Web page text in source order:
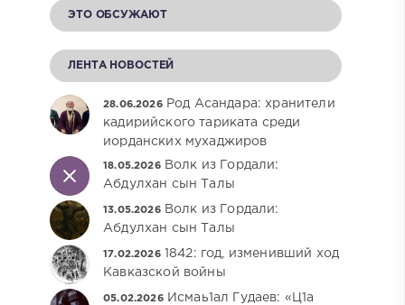
ЭТО ОБСУЖАЮТ
ЛЕНТА НОВОСТЕЙ
28.06.2026
Род Асандара: хранители
кадирийского тариката среди
иорданских мухаджиров
18.05.2026
Волк из Гордали:
Абдулхан сын Талы
13.05.2026
Волк из Гордали:
Абдулхан сын Талы
17.02.2026
1842: год, изменивший ход
Кавказской войны
05.02.2026
Исмаь1ал Гудаев: «Ц1а